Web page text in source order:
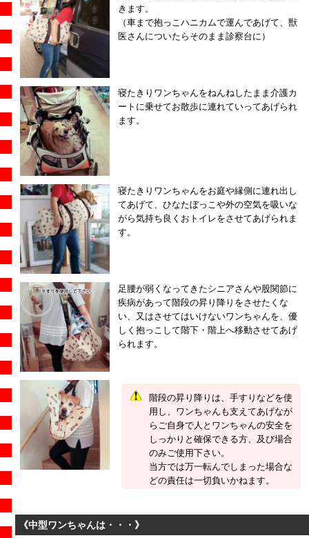
きます。
（車まで抱っこハニカムで運んであげて、獣
医さんについたらそのまま診察台に）
寝たきりワンちゃんをねんねしたまま介護カ
ートに乗せてお散歩に連れていってあげられ
ます。
寝たきりワンちゃんをお庭や縁側に連れ出し
てあげて、ひなたぼっこや外の空気を吸いな
がら気持ち良くおトイレをさせてあげられま
す。
足腰が弱くなってきたシニアさんや股関節に
疾病があって階段の昇り降りをさせたくな
い、又はさせてはいけないワンちゃんを、優
しく抱っこして階下・階上へ移動させてあげ
られます。
階段の昇り降りは、手すりなどを使
用し、ワンちゃんも支えてあげなが
らご自身で人とワンちゃんの安全を
しっかりと確保できる方、及び場合
のみご使用下さい。
当方では万一転んでしまった場合な
どの責任は一切負いかねます。
《中型ワンちゃんは・・・》